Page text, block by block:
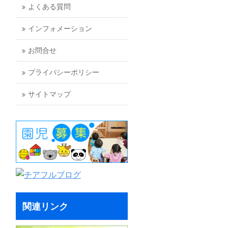
よくある質問
インフォメーション
お問合せ
プライバシーポリシー
サイトマップ
関連リンク